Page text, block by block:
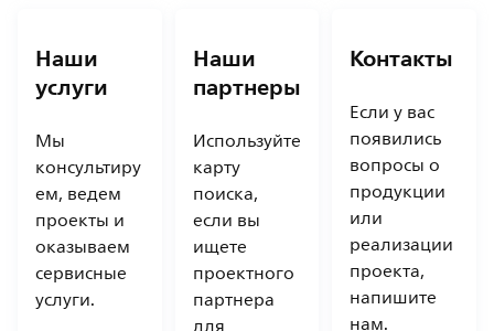
Наши
услуги
Мы
консультиру
ем, ведем
проекты и
оказываем
сервисные
услуги.
Наши
партнеры
Используйте
карту
поиска,
если вы
ищете
проектного
партнера
Контакты
Если у вас
появились
вопросы о
продукции
или
реализации
проекта,
напишите
нам.